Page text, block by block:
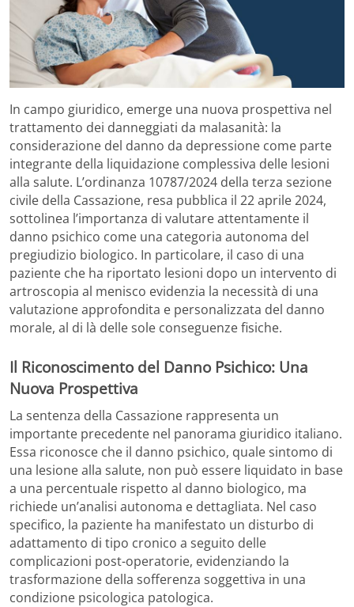
In campo giuridico, emerge una nuova prospettiva nel
trattamento dei danneggiati da malasanità: la
considerazione del danno da depressione come parte
integrante della liquidazione complessiva delle lesioni
alla salute. L’ordinanza 10787/2024 della terza sezione
civile della Cassazione, resa pubblica il 22 aprile 2024,
sottolinea l’importanza di valutare attentamente il
danno psichico come una categoria autonoma del
pregiudizio biologico. In particolare, il caso di una
paziente che ha riportato lesioni dopo un intervento di
artroscopia al menisco evidenzia la necessità di una
valutazione approfondita e personalizzata del danno
morale, al di là delle sole conseguenze fisiche.
Il Riconoscimento del Danno Psichico: Una
Nuova Prospettiva
La sentenza della Cassazione rappresenta un
importante precedente nel panorama giuridico italiano.
Essa riconosce che il danno psichico, quale sintomo di
una lesione alla salute, non può essere liquidato in base
a una percentuale rispetto al danno biologico, ma
richiede un’analisi autonoma e dettagliata. Nel caso
specifico, la paziente ha manifestato un disturbo di
adattamento di tipo cronico a seguito delle
complicazioni post-operatorie, evidenziando la
trasformazione della sofferenza soggettiva in una
condizione psicologica patologica.